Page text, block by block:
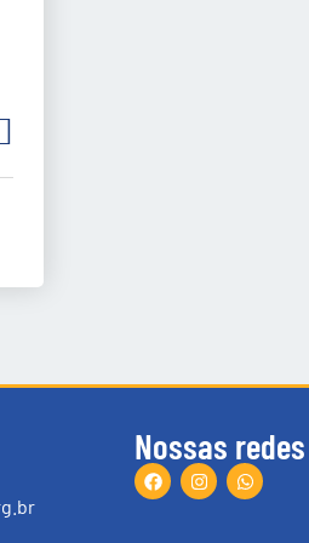
Nossas redes